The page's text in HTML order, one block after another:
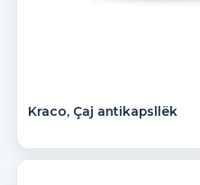
Kraco, Çaj antikapsllëk